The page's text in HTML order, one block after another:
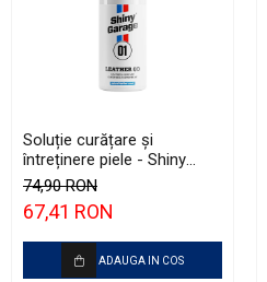
Soluție curățare şi
întreținere piele - Shiny
Garage Leather QD (500ml)
74,90 RON
67,41 RON
ADAUGA IN COS